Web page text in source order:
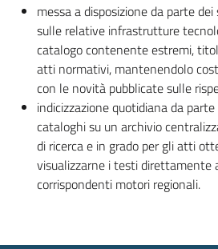
messa a disposizione da parte
sulle relative infrastrutture
catalogo contenente estremi,
atti normativi, mantenendolo
con le novità pubblicate sulle
indicizzazione quotidiana da
cataloghi su un archivio
di ricerca e in grado per gli atti
visualizzarne i testi direttamente
corrispondenti motori regionali.